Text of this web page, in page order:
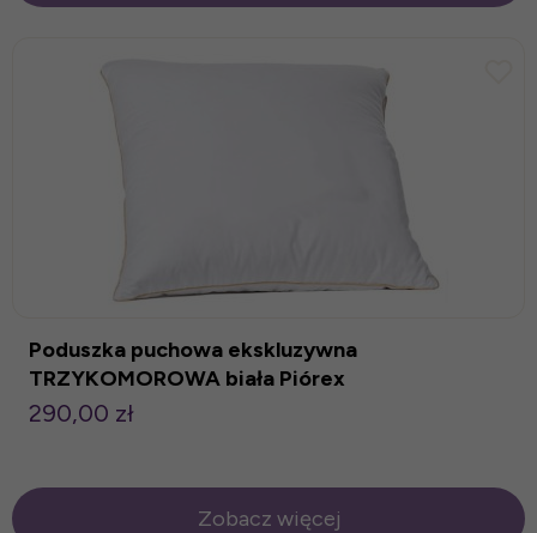
Poduszka puchowa ekskluzywna
TRZYKOMOROWA biała Piórex
290,00 zł
Zobacz więcej